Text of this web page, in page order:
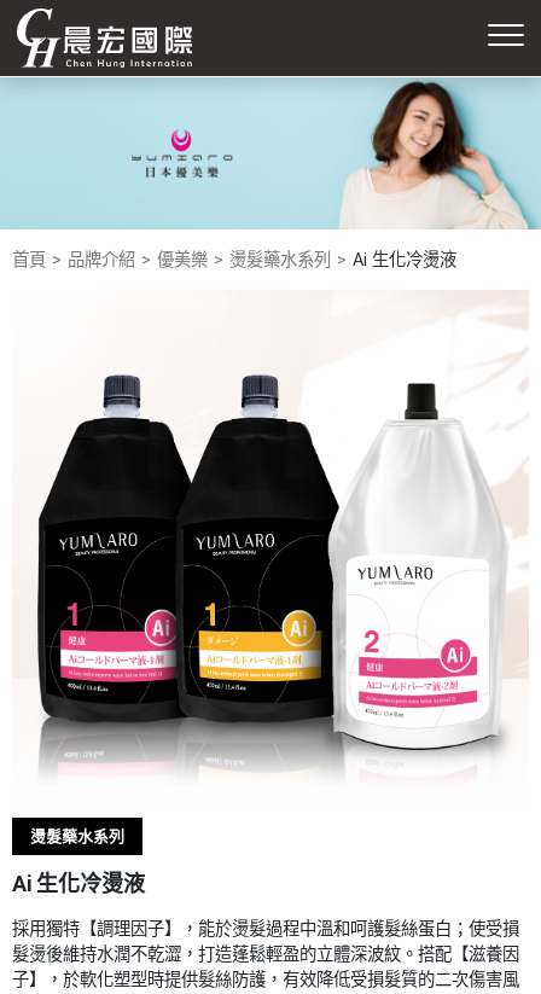
首頁 品牌介紹 優美樂 燙髮藥水系列 Ai 生化冷燙液
燙髮藥水系列
Ai 生化冷燙液
採用獨特【調理因子】，能於燙髮過程中溫和呵護髮絲蛋白；使受損
髮燙後維持水潤不乾澀，打造蓬鬆輕盈的立體深波紋。搭配【滋養因
子】，於軟化塑型時提供髮絲防護，有效降低受損髮質的二次傷害風